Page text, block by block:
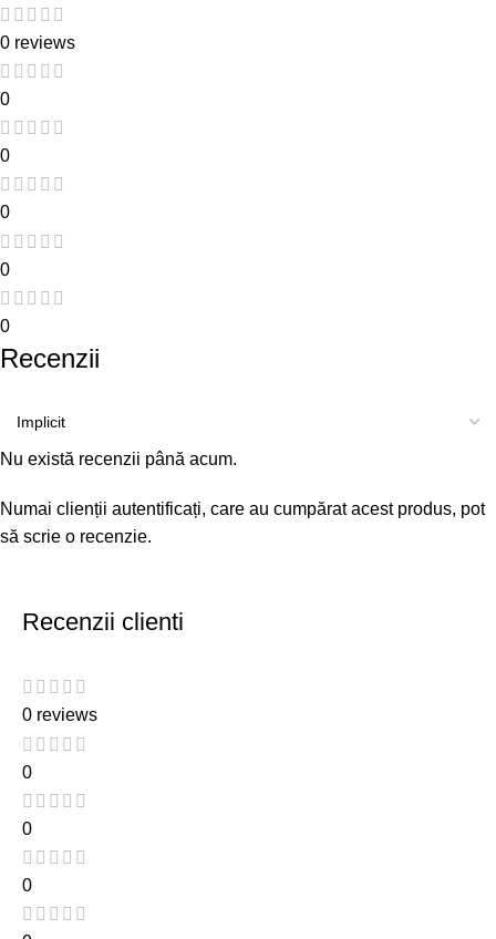
0 reviews
0
0
0
0
0
Recenzii
Nu există recenzii până acum.
Numai clienții autentificați, care au cumpărat acest produs, pot
să scrie o recenzie.
Recenzii clienti
0 reviews
0
0
0